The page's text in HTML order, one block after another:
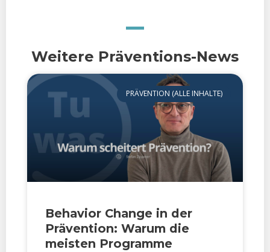
Weitere Präventions-News
PRÄVENTION (ALLE INHALTE)
Behavior Change in der
Prävention: Warum die
meisten Programme